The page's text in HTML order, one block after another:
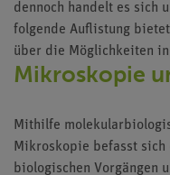
dennoch handelt es sich
folgende Auflistung
über die Möglichkeiten
Mikroskopie
Mithilfe
Mikroskopie befasst
biologischen Vorgängen